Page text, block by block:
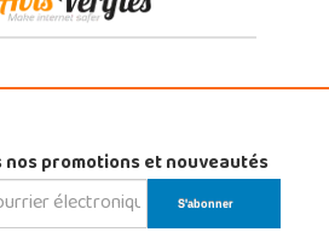
promotions et nouveautés